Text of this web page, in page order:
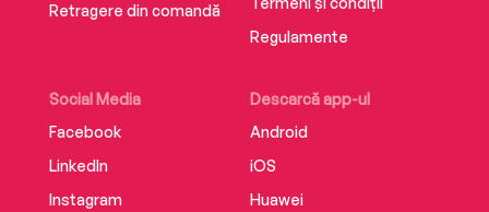
Retragere din comandă
Social Media
Facebook
LinkedIn
Instagram
Descarcă app-ul
Android
iOS
Huawei
Regulamente